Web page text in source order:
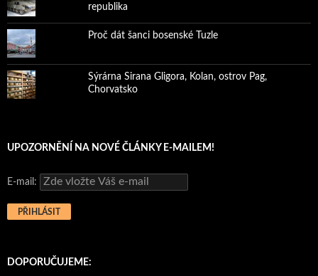
republika
Proč dát šanci bosenské Tuzle
Sýrárna Sirana Gligora, Kolan, ostrov Pag,
Chorvatsko
UPOZORNĚNÍ NA NOVÉ ČLÁNKY E-MAILEM!
E-mail:
DOPORUČUJEME: